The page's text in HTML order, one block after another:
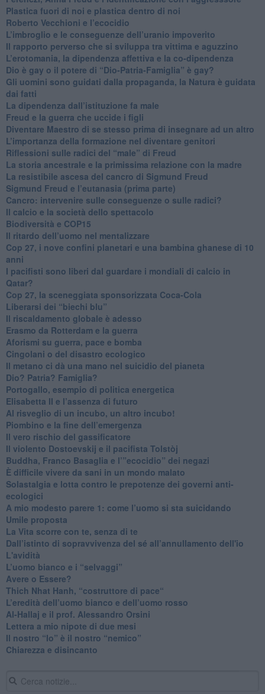
Plastica fuori di noi e plastica dentro di noi
​Roberto Vecchioni e l’ecocidio
​L’imbroglio e le conseguenze dell’uranio impoverito
​Il rapporto perverso che si sviluppa tra vittima e aguzzino
L’erotomania, la dipendenza affettiva e la co-dipendenza
​Dio è gay o il potere di “Dio-Patria-Famiglia” è gay?
​Gli uomini sono guidati dalla propaganda, la Natura è guidata
dai fatti
La dipendenza dall’istituzione fa male
​Freud e la guerra che uccide i figli
​Diventare Maestro di se stesso prima di insegnare ad un altro
L’importanza della formazione nel diventare genitori
Riflessioni sulle radici del “male” di Freud
​La storia ancestrale e la primissima relazione con la madre
​La resistibile ascesa del cancro di Sigmund Freud
Sigmund Freud e l’eutanasia (prima parte)
Cancro: intervenire sulle conseguenze o sulle radici?
​Il calcio e la società dello spettacolo
Biodiversità e COP15
​Il ritardo dell’uomo nel mentalizzare
​Cop 27, i nove confini planetari e una bambina ghanese di 10
anni
​I pacifisti sono liberi dal guardare i mondiali di calcio in
Qatar?
​Cop 27, la sceneggiata sponsorizzata Coca-Cola
​Liberarsi dei “biechi blu”
Il riscaldamento globale è adesso
​Erasmo da Rotterdam e la guerra
​Aforismi su guerra, pace e bomba
Cingolani o del disastro ecologico
​Il metano ci dà una mano nel suicidio del pianeta
​Dio? Patria? Famiglia?
Portogallo, esempio di politica energetica
​Elisabetta II e l’assenza di futuro
Al risveglio di un incubo, un altro incubo!
​Piombino e la fine dell’emergenza
​Il vero rischio del gassificatore
​Il violento Dostoevskij e il pacifista Tolstòj
​Buddha, Franco Basaglia e l’”ecocidio” dei negazi
​È difficile vivere da sani in un mondo malato
Solastalgia e lotta contro le prepotenze dei governi anti-
ecologici
​A mio modesto parere 1: come l’uomo si sta suicidando
​Umile proposta
​La Vita scorre con te, senza di te
​Dall’istinto di sopravvivenza del sé all’annullamento dell'io
L'avidità
​L’uomo bianco e i “selvaggi”
​Avere o Essere?
​Thich Nhat Hanh, “costruttore di pace“
​L’eredità dell’uomo bianco e dell’uomo rosso
Al-Hallaj e il prof. Alessandro Orsini
​Lettera a mio nipote di due mesi
​Il nostro “Io” è il nostro “nemico”
​Chiarezza e disincanto